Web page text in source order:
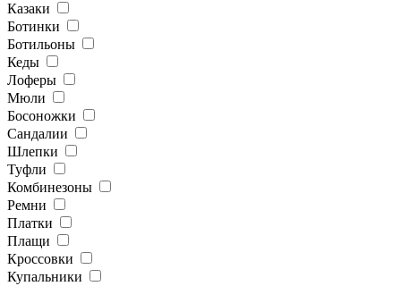
Казаки
Ботинки
Ботильоны
Кеды
Лоферы
Мюли
Босоножки
Сандалии
Шлепки
Туфли
Комбинезоны
Ремни
Платки
Плащи
Кроссовки
Купальники